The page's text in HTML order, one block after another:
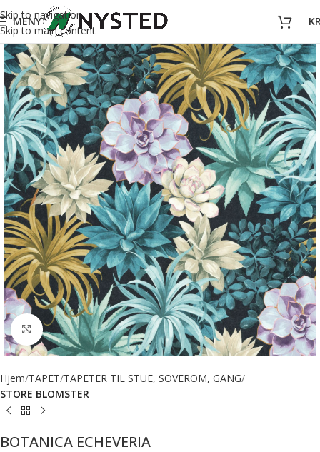
Skip to navigation
Skip to main content
MENY
Forstørr bilde
Hjem TAPET TAPETER TIL STUE, SOVEROM, GANG
STORE BLOMSTER
BOTANICA ECHEVERIA